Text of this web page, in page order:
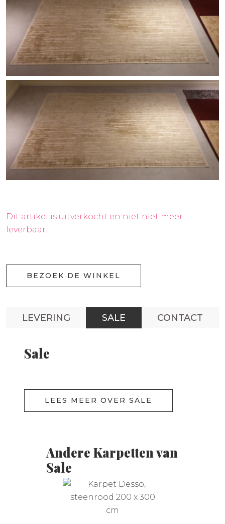
Dit artikel is uitverkocht en niet niet meer
leverbaar.
BEZOEK DE WINKEL
LEVERING SALE CONTACT
Sale
LEES MEER OVER SALE
Andere Karpetten van
Sale